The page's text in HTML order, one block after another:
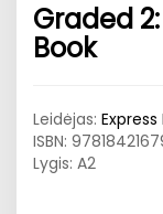
Graded
Book
Leidėjas:
ISBN:
Lygis: A2